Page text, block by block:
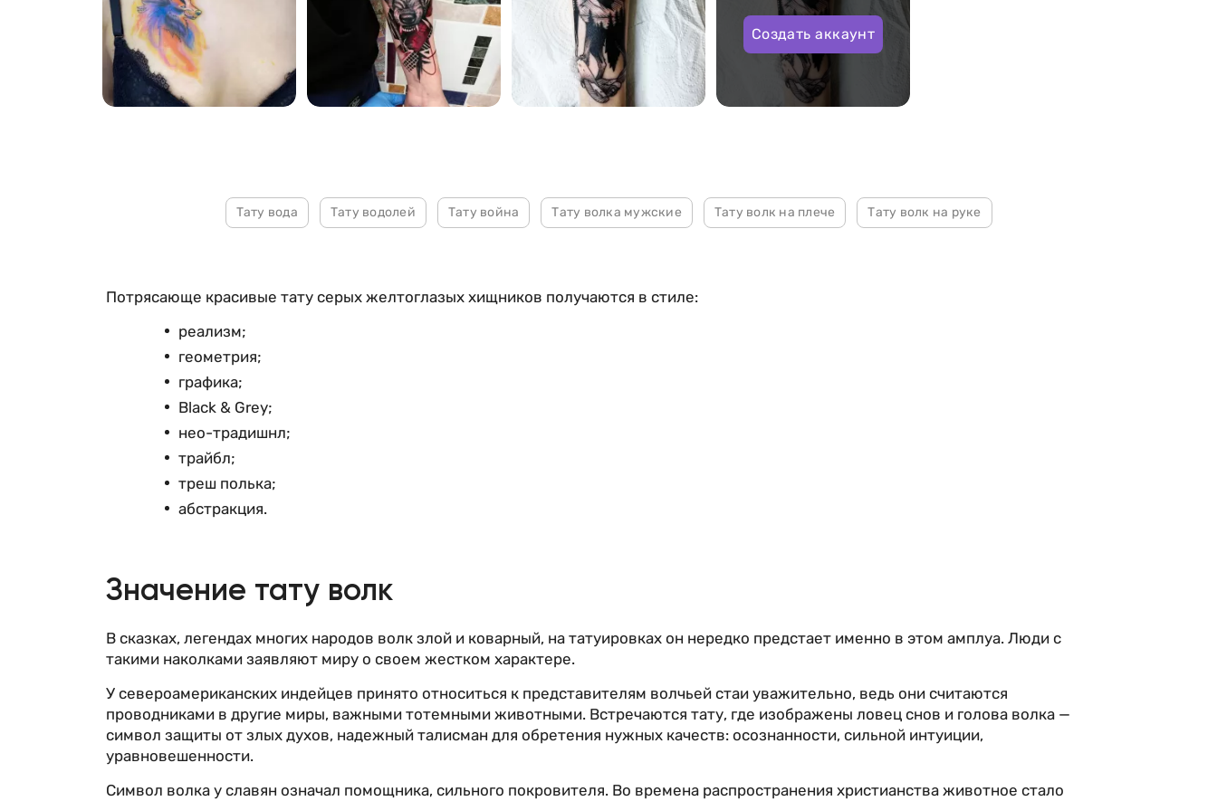
949
Создать аккаунт
Тату вода Тату водолей Тату война Тату волка мужские Тату волк на плече Тату волк на руке
Потрясающе красивые тату серых желтоглазых хищников получаются в стиле:
реализм;
геометрия;
графика;
Black & Grey;
нео-традишнл;
трайбл;
треш полька;
абстракция.
Значение тату волк
В сказках, легендах многих народов волк злой и коварный, на татуировках он нередко предстает именно в этом амплуа. Люди с
такими наколками заявляют миру о своем жестком характере.
У североамериканских индейцев принято относиться к представителям волчьей стаи уважительно, ведь они считаются
проводниками в другие миры, важными тотемными животными. Встречаются тату, где изображены ловец снов и голова волка —
символ защиты от злых духов, надежный талисман для обретения нужных качеств: осознанности, сильной интуиции,
уравновешенности.
Символ волка у славян означал помощника, сильного покровителя. Во времена распространения христианства животное стало